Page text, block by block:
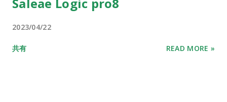
2023/04/22
共有 READ MORE »